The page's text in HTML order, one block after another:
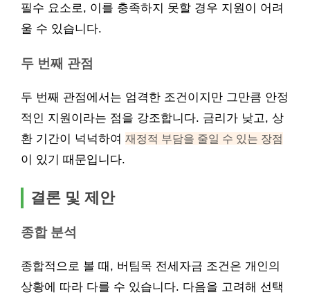
필수 요소로, 이를 충족하지 못할 경우 지원이 어려
울 수 있습니다.
두 번째 관점
두 번째 관점에서는 엄격한 조건이지만 그만큼 안정
적인 지원이라는 점을 강조합니다. 금리가 낮고, 상
환 기간이 넉넉하여 재정적 부담을 줄일 수 있는 장점
이 있기 때문입니다.
결론 및 제안
종합 분석
종합적으로 볼 때, 버팀목 전세자금 조건은 개인의
상황에 따라 다를 수 있습니다. 다음을 고려해 선택